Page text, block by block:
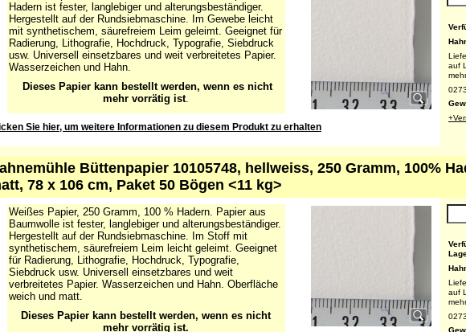
auf
Weißes Papier, 250 Gramm, 100 % Haderne. Papier aus
Hadern ist fester, langlebiger und alterungsbeständiger.
Hergestellt auf der Rundsiebmaschine. Im Gewebe leicht
mit synthetischem, säurefreiem Leim geleimt. Geeignet für
Radierung, Lithografie, Hochdruck, Typografie, Siebdruck
Wasserzeichen und Hahn.
mehr vorrätig ist.
Büttenpapier 10105748, hellweiss, 250 Gramm, 100%
78 x 106 cm, Paket 50 Bögen <11 kg>
Weißes Papier, 250 Gramm, 100 % Hadern. Papier aus
Baumwolle ist fester, langlebiger und alterungsbeständiger.
Hergestellt auf der Rundsiebmaschine. Im Stoff mit
synthetischem, säurefreiem Leim leicht geleimt. Geeignet
für Radierung, Lithografie, Hochdruck, Typografie,
Siebdruck usw. Universell einsetzbares und weit
verbreitetes Papier. Wasserzeichen und Hahn. Oberfläche
weich und matt.